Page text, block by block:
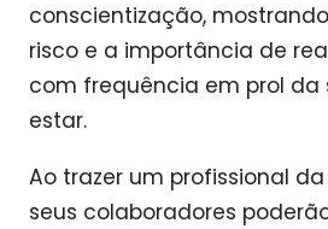
conscientização,
risco e a importância de
com frequência em prol
estar.
Ao trazer um profissional
seus colaboradores